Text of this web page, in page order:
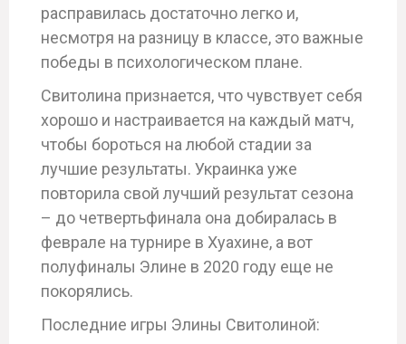
расправилась достаточно легко и,
несмотря на разницу в классе, это важные
победы в психологическом плане.
Свитолина признается, что чувствует себя
хорошо и настраивается на каждый матч,
чтобы бороться на любой стадии за
лучшие результаты. Украинка уже
повторила свой лучший результат сезона
– до четвертьфинала она добиралась в
феврале на турнире в Хуахине, а вот
полуфиналы Элине в 2020 году еще не
покорялись.
Последние игры Элины Свитолиной: